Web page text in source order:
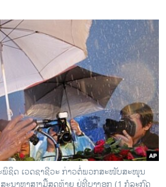
ວ
ຊິດ ເວດຊາຊີວະ ກ່າວຕໍ່ພວກສະໜັບສະໜຸນ
ະນາຫາສຽງມື້ສຸດທ້າຍ ຢູ່ທີ່ບາງອກ (1 ກໍລະກົດ